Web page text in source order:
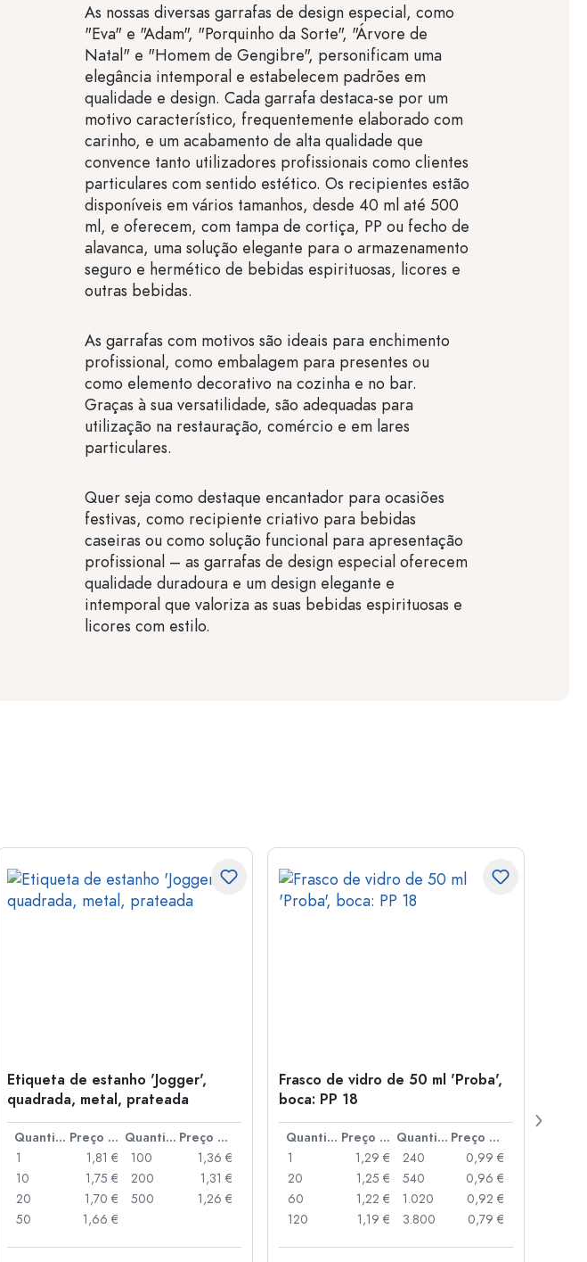
As nossas diversas garrafas de design especial, como
"Eva" e "Adam", "Porquinho da Sorte", "Árvore de
Natal" e "Homem de Gengibre", personificam uma
elegância intemporal e estabelecem padrões em
qualidade e design. Cada garrafa destaca-se por um
motivo característico, frequentemente elaborado com
carinho, e um acabamento de alta qualidade que
convence tanto utilizadores profissionais como clientes
particulares com sentido estético. Os recipientes estão
disponíveis em vários tamanhos, desde 40 ml até 500
ml, e oferecem, com tampa de cortiça, PP ou fecho de
alavanca, uma solução elegante para o armazenamento
seguro e hermético de bebidas espirituosas, licores e
outras bebidas.
As garrafas com motivos são ideais para enchimento
profissional, como embalagem para presentes ou
como elemento decorativo na cozinha e no bar.
Graças à sua versatilidade, são adequadas para
utilização na restauração, comércio e em lares
particulares.
Quer seja como destaque encantador para ocasiões
festivas, como recipiente criativo para bebidas
caseiras ou como solução funcional para apresentação
profissional – as garrafas de design especial oferecem
qualidade duradoura e um design elegante e
intemporal que valoriza as suas bebidas espirituosas e
licores com estilo.
Etiqueta de estanho 'Jogger',
quadrada, metal, prateada
Quantidade Preço por peça Quantidade
Preço por peça
1
1,81 €
10
1,75 €
20
1,70 €
50
1,66 €
100
1,36 €
200
1,31 €
500
1,26 €
Frasco de vidro de 50 ml 'Proba',
boca: PP 18
Quantidade Preço por peça Quantidade
Preço por peça
1
1,29 €
20
1,25 €
60
1,22 €
120
1,19 €
240
0,99 €
540
0,96 €
1.020
0,92 €
3.800
0,79 €